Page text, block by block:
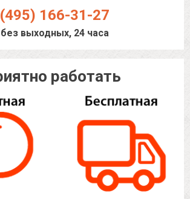
(495) 166-31-27
без выходных, 24 часа
работать